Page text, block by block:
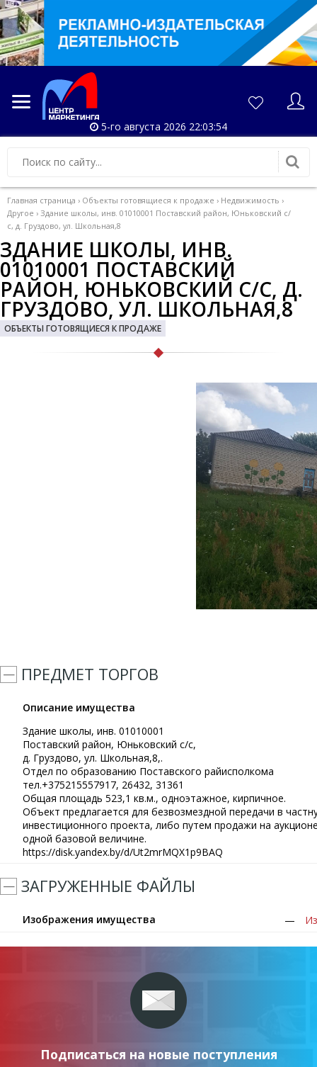
5-го августа 2026 22:03:54
Главная страница › Объекты готовящиеся к продаже › Недвижимость ›
Другое › Здание школы, инв. 01010001 Поставский район, Юньковский с/
с, д. Груздово, ул. Школьная,8
ЗДАНИЕ ШКОЛЫ, ИНВ.
01010001 ПОСТАВСКИЙ
РАЙОН, ЮНЬКОВСКИЙ С/С, Д.
ГРУЗДОВО, УЛ. ШКОЛЬНАЯ,8
ОБЪЕКТЫ ГОТОВЯЩИЕСЯ К ПРОДАЖЕ
ПРЕДМЕТ ТОРГОВ
Описание имущества
Здание школы, инв. 01010001
Поставский район, Юньковский с/с,
д. Груздово, ул. Школьная,8,.
Отдел по образованию Поставского райисполкома
тел.+375215557917, 26432, 31361
Общая площадь 523,1 кв.м., одноэтажное, кирпичное.
Объект предлагается для безвозмездной передачи в
инвестиционного проекта, либо путем продажи на
одной базовой величине.
https://disk.yandex.by/d/Ut2mrMQX1p9BAQ
ЗАГРУЖЕННЫЕ ФАЙЛЫ
Изображения имущества
Подписаться на новые поступления